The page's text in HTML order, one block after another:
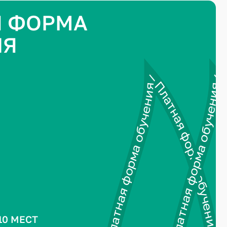
ФОРМА
МЕСТ